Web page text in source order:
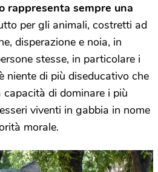
rappresenta sempre una
per gli animali, costretti ad
disperazione e noia, in
stesse, in particolare i
niente di più diseducativo che
di dominare i più
viventi in gabbia in nome
morale.